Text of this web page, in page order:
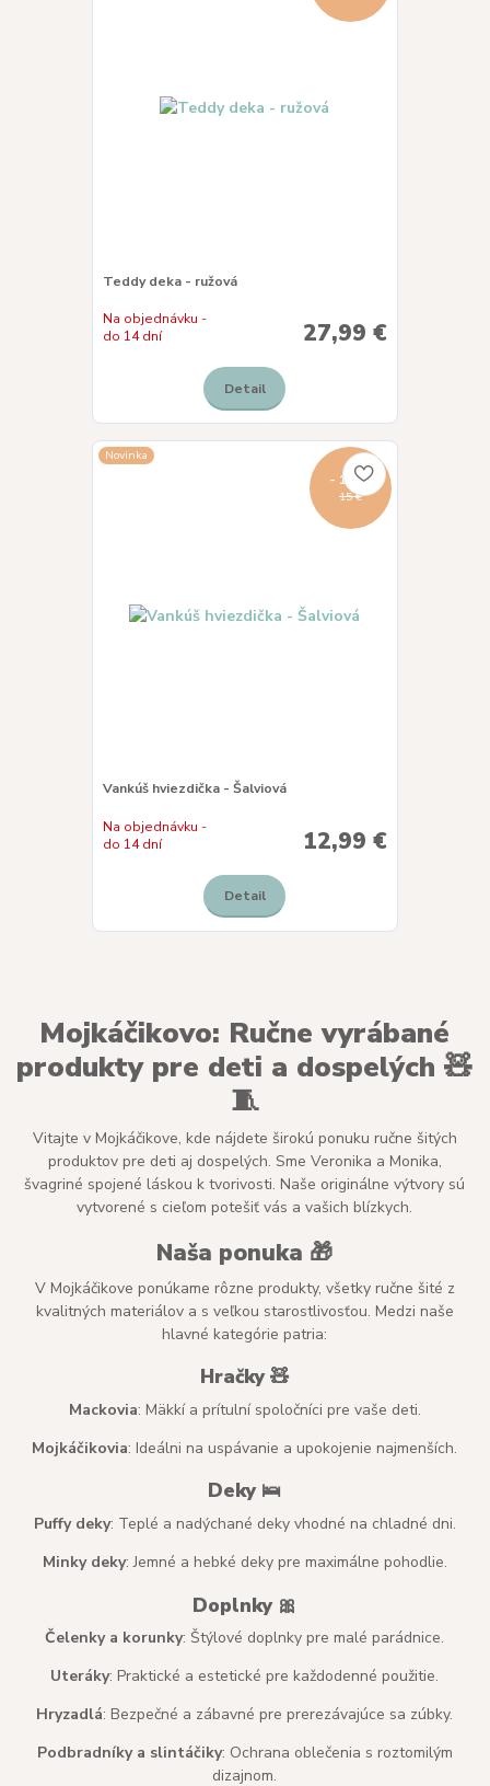
Teddy deka - ružová
27,99 €
Na objednávku -
do 14 dní
Detail
Novinka
15 €
- 13 %
Vankúš hviezdička - Šalviová
12,99 €
Na objednávku -
do 14 dní
Detail
Mojkáčikovo: Ručne vyrábané
produkty pre deti a dospelých 🧸
🧵
Vitajte v Mojkáčikove, kde nájdete širokú ponuku ručne šitých
produktov pre deti aj dospelých. Sme Veronika a Monika,
švagriné spojené láskou k tvorivosti. Naše originálne výtvory sú
vytvorené s cieľom potešiť vás a vašich blízkych.
Naša ponuka 🎁
V Mojkáčikove ponúkame rôzne produkty, všetky ručne šité z
kvalitných materiálov a s veľkou starostlivosťou. Medzi naše
hlavné kategórie patria:
Hračky 🧸
Mackovia: Mäkkí a prítulní spoločníci pre vaše deti.
Mojkáčikovia: Ideálni na uspávanie a upokojenie najmenších.
Deky 🛌
Puffy deky: Teplé a nadýchané deky vhodné na chladné dni.
Minky deky: Jemné a hebké deky pre maximálne pohodlie.
Doplnky 🎀
Čelenky a korunky: Štýlové doplnky pre malé parádnice.
Uteráky: Praktické a estetické pre každodenné použitie.
Hryzadlá: Bezpečné a zábavné pre prerezávajúce sa zúbky.
Podbradníky a slintáčiky: Ochrana oblečenia s roztomilým
dizajnom.